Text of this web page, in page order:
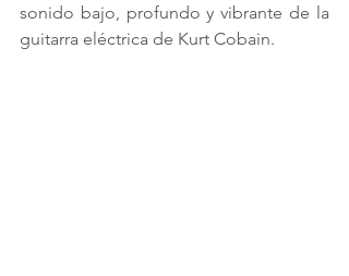
sonido bajo, profundo y vibrante de la
guitarra eléctrica de Kurt Cobain.